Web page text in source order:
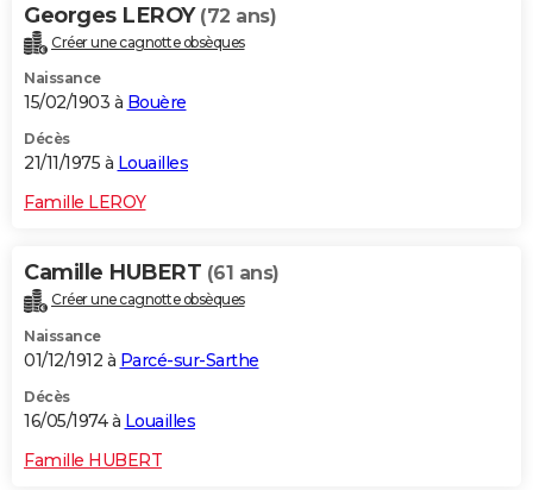
Georges LEROY (72 ans)
Créer une cagnotte obsèques
Naissance
15/02/1903 à Bouère
Décès
21/11/1975 à Louailles
Famille LEROY
Camille HUBERT (61 ans)
Créer une cagnotte obsèques
Naissance
01/12/1912 à Parcé-sur-Sarthe
Décès
16/05/1974 à Louailles
Famille HUBERT